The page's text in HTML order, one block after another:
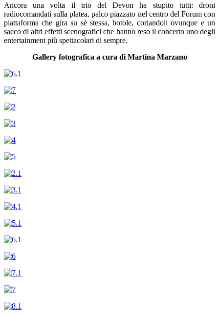
Ancora una volta il trio del Devon ha stupito tutti: droni
radiocomandati sulla platea, palco piazzato nel centro del Forum con
piattaforma che gira su sè stessa, botole, coriandoli ovunque e un
sacco di altri effetti scenografici che hanno reso il concerto uno degli
entertainment più spettacolari di sempre.
Gallery fotografica a cura di Martina Marzano